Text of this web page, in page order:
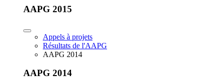
AAPG 2015
Appels à projets
Résultats de l'AAPG
AAPG 2014
AAPG 2014